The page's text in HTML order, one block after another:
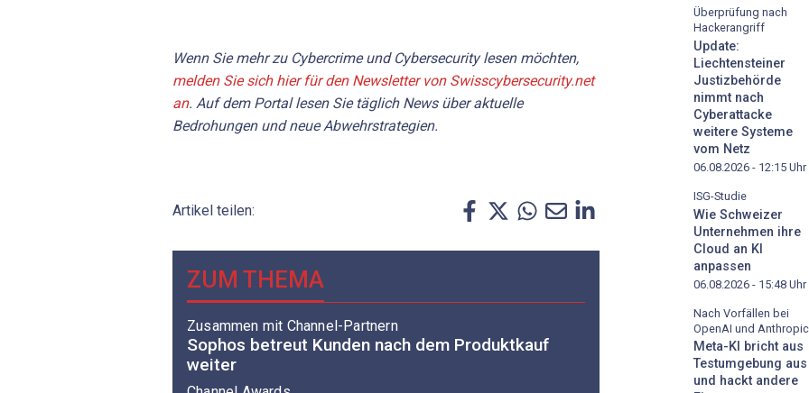
Wenn Sie mehr zu Cybercrime und Cybersecurity lesen möchten,
melden Sie sich hier für den Newsletter von Swisscybersecurity.net
an. Auf dem Portal lesen Sie täglich News über aktuelle
Bedrohungen und neue Abwehrstrategien.
Artikel teilen:
ZUM THEMA
Zusammen mit Channel-Partnern
Sophos betreut Kunden nach dem Produktkauf
weiter
Überprüfung nach
Hackerangriff
Update:
Liechtensteiner
Justizbehörde
nimmt nach
Cyberattacke
weitere Systeme
vom Netz
06.08.2026 - 12:15 Uhr
ISG-Studie
Wie Schweizer
Unternehmen ihre
Cloud an KI
anpassen
06.08.2026 - 15:48 Uhr
Nach Vorfällen bei
OpenAI und Anthropic
Meta-KI bricht aus
Testumgebung aus
und hackt andere